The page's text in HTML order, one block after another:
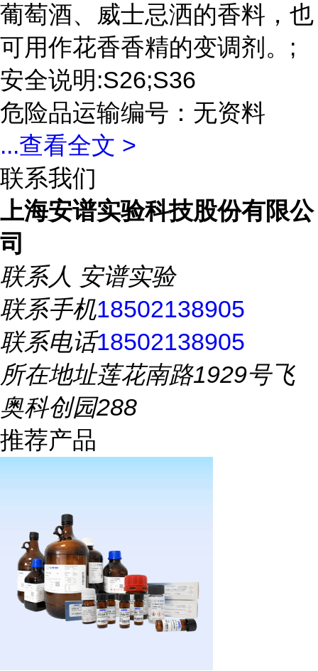
葡萄酒、威士忌洒的香料，也
可用作花香香精的变调剂。;
安全说明:S26;S36
危险品运输编号：无资料
...查看全文 >
联系我们
上海安谱实验科技股份有限公
司
联系人 安谱实验
联系手机18502138905
联系电话18502138905
所在地址莲花南路1929号飞
奥科创园288
推荐产品